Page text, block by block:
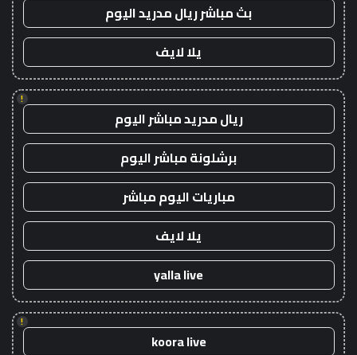
بث مباشر ريال مدريد اليوم
يلا لايف
!
ريال مدريد مباشر اليوم
برشلونة مباشر اليوم
مباريات اليوم مباشر
يلا لايف
yalla live
!
koora live